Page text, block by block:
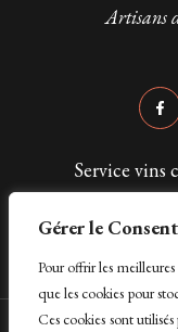
Gérer le
Pour offrir les
que les cookies pour
Ces cookies sont
Artisans
Service vins